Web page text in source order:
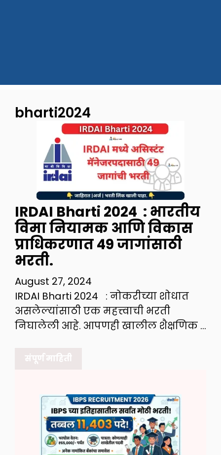
bharti2024
IRDAI Bharti 2024 : भारतीय
विमा नियामक आणि विकास
प्राधिकरणात 49 जागांसाठी
भरती.
August 27, 2024
IRDAI Bharti 2024 : नोकरीच्या शोधात
असलेल्यांसाठी एक महत्त्वाची भरती
निघालेली आहे. आपणही खालील शैक्षणिक …
संपूर्ण माहिती